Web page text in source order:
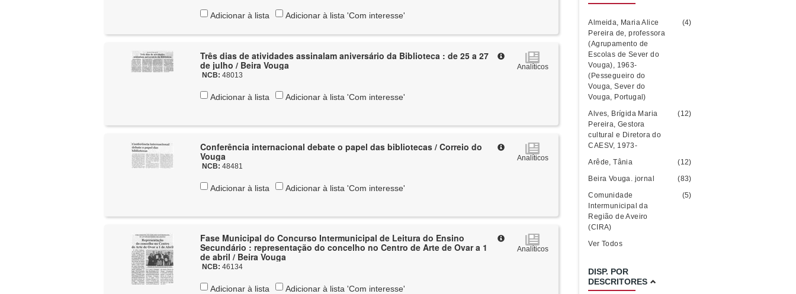
Adicionar à lista Adicionar à lista 'Com interesse'
Três dias de atividades assinalam aniversário da Biblioteca : de 25 a 27
de julho / Beira Vouga
NCB:48013
Analíticos
Adicionar à lista Adicionar à lista 'Com interesse'
Conferência internacional debate o papel das bibliotecas / Correio do
Vouga
NCB:48481
Analíticos
Adicionar à lista Adicionar à lista 'Com interesse'
Fase Municipal do Concurso Intermunicipal de Leitura do Ensino
Secundário : representação do concelho no Centro de Arte de Ovar a 1
de abril / Beira Vouga
NCB:46134
Analíticos
Adicionar à lista Adicionar à lista 'Com interesse'
Almeida, Maria Alice
Pereira de, professora
(Agrupamento de
Escolas de Sever do
Vouga), 1963-
(Pessegueiro do
Vouga, Sever do
Vouga, Portugal)
(4)
Alves, Brígida Maria
Pereira, Gestora
cultural e Diretora do
CAESV, 1973-
(12)
Arêde, Tânia
(12)
Beira Vouga. jornal
(83)
Comunidade
Intermunicipal da
Região de Aveiro
(CIRA)
(5)
Ver Todos
DISP. POR
DESCRITORES